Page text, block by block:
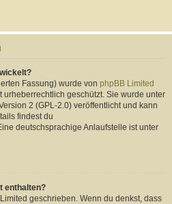
Fassung) wurde von phpBB Limited
urheberrechtlich geschützt. Sie wurde unter
2 (GPL-2.0) veröffentlicht und kann
findest du
deutschsprachige Anlaufstelle ist unter
enthalten?
geschrieben. Wenn du denkst, dass